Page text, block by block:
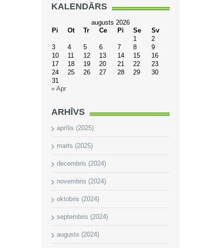
KALENDĀRS
augusts 2026
Pi
Ot Tr Ce Pi Se
Sv
1
2
3
4 5 6 7 8
9
10
11 12 13 14 15
16
17
18 19 20 21 22
23
24
25 26 27 28 29
30
31
« Apr
ARHĪVS
aprīlis (2025)
marts (2025)
decembris (2024)
novembris (2024)
oktobris (2024)
septembris (2024)
augusts (2024)